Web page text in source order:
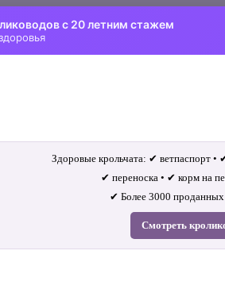
с 20 летним стажем
Здоровые крольчата: ✔ ветпаспорт •
✔ переноска • ✔ корм на
✔ Более 3000 проданных
Смотреть